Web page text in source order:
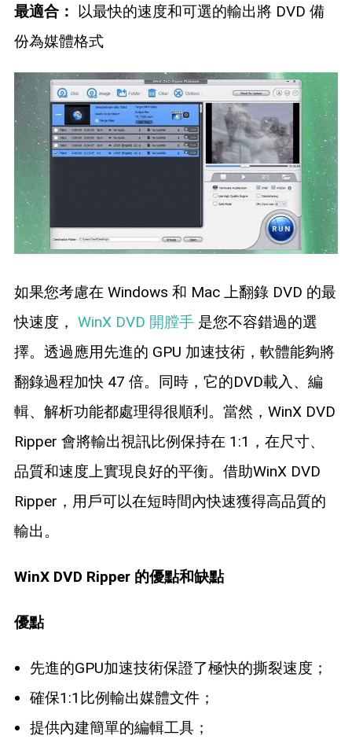
最適合： 以最快的速度和可選的輸出將 DVD 備
份為媒體格式
如果您考慮在 Windows 和 Mac 上翻錄 DVD 的最
快速度， WinX DVD 開膛手是您不容錯過的選
擇。透過應用先進的 GPU 加速技術，軟體能夠將
翻錄過程加快 47 倍。同時，它的DVD載入、編
輯、解析功能都處理得很順利。當然，WinX DVD
Ripper 會將輸出視訊比例保持在 1:1，在尺寸、
品質和速度上實現良好的平衡。借助WinX DVD
Ripper，用戶可以在短時間內快速獲得高品質的
輸出。
WinX DVD Ripper 的優點和缺點
優點
先進的GPU加速技術保證了極快的撕裂速度；
確保1:1比例輸出媒體文件；
提供內建簡單的編輯工具；